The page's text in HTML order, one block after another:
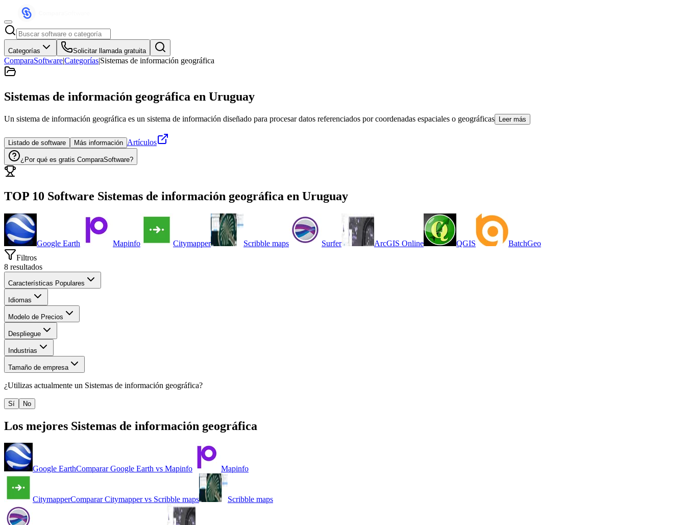
Categorías Solicitar llamada gratuita
ComparaSoftware|Categorías|Sistemas de información geográfica
Sistemas de información geográfica en Uruguay
Un sistema de información geográfica es un sistema de información diseñado para procesar datos referenciados por coordenadas espaciales o geográficas Leer más
Listado de software Más información Artículos
¿Por qué es gratis ComparaSoftware?
TOP 10 Software Sistemas de información geográfica en Uruguay
Google Earth Mapinfo Citymapper Scribble maps Surfer ArcGIS Online QGIS
BatchGeo
Filtros
8 resultados
Características Populares
Idiomas
Modelo de Precios
Despliegue
Industrias
Tamaño de empresa
¿Utilizas actualmente un Sistemas de información geográfica?
Sí No
Los mejores Sistemas de información geográfica
Google EarthComparar Google Earth vs Mapinfo Mapinfo
CitymapperComparar Citymappervs Scribble maps Scribble maps